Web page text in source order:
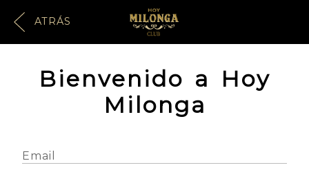
ATRÁS
Bienvenido a Hoy
Milonga
Email